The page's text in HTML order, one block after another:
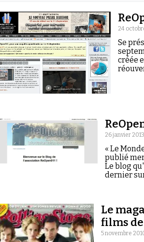
Date
Rechercher dans tous les contenus
Cibler votre recherche
Rechercher
24
Se
créée
26 janvier 2013
« Le
publié
Le blog
dernier
Le
films de
5 novembre